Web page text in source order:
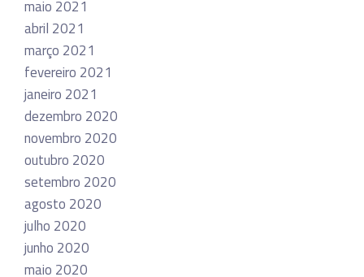
maio 2021
abril 2021
março 2021
fevereiro 2021
janeiro 2021
dezembro 2020
novembro 2020
outubro 2020
setembro 2020
agosto 2020
julho 2020
junho 2020
maio 2020